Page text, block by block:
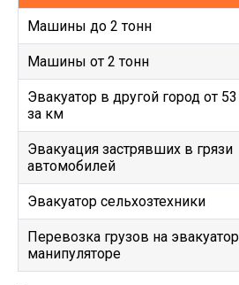
Машины до 2 тонн
Машины от 2 тонн
Эвакуатор в другой город от
за км
Эвакуация застрявших в грязи
автомобилей
Эвакуатор сельхозтехники
Перевозка грузов на
манипуляторе